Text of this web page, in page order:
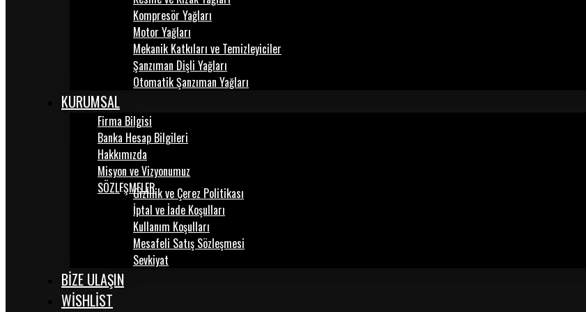
Kompresör Yağları
Motor Yağları
Mekanik Katkıları ve Temizleyiciler
Şanzıman Dişli Yağları
Otomatik Şanzıman Yağları
KURUMSAL
Firma Bilgisi
Banka Hesap Bilgileri
Hakkımızda
Misyon ve Vizyonumuz
SÖZLEŞMELERGizlilik ve Çerez Politikası
İptal ve İade Koşulları
Kullanım Koşulları
Mesafeli Satış Sözleşmesi
Sevkiyat
BİZE ULAŞIN
WISHLIST